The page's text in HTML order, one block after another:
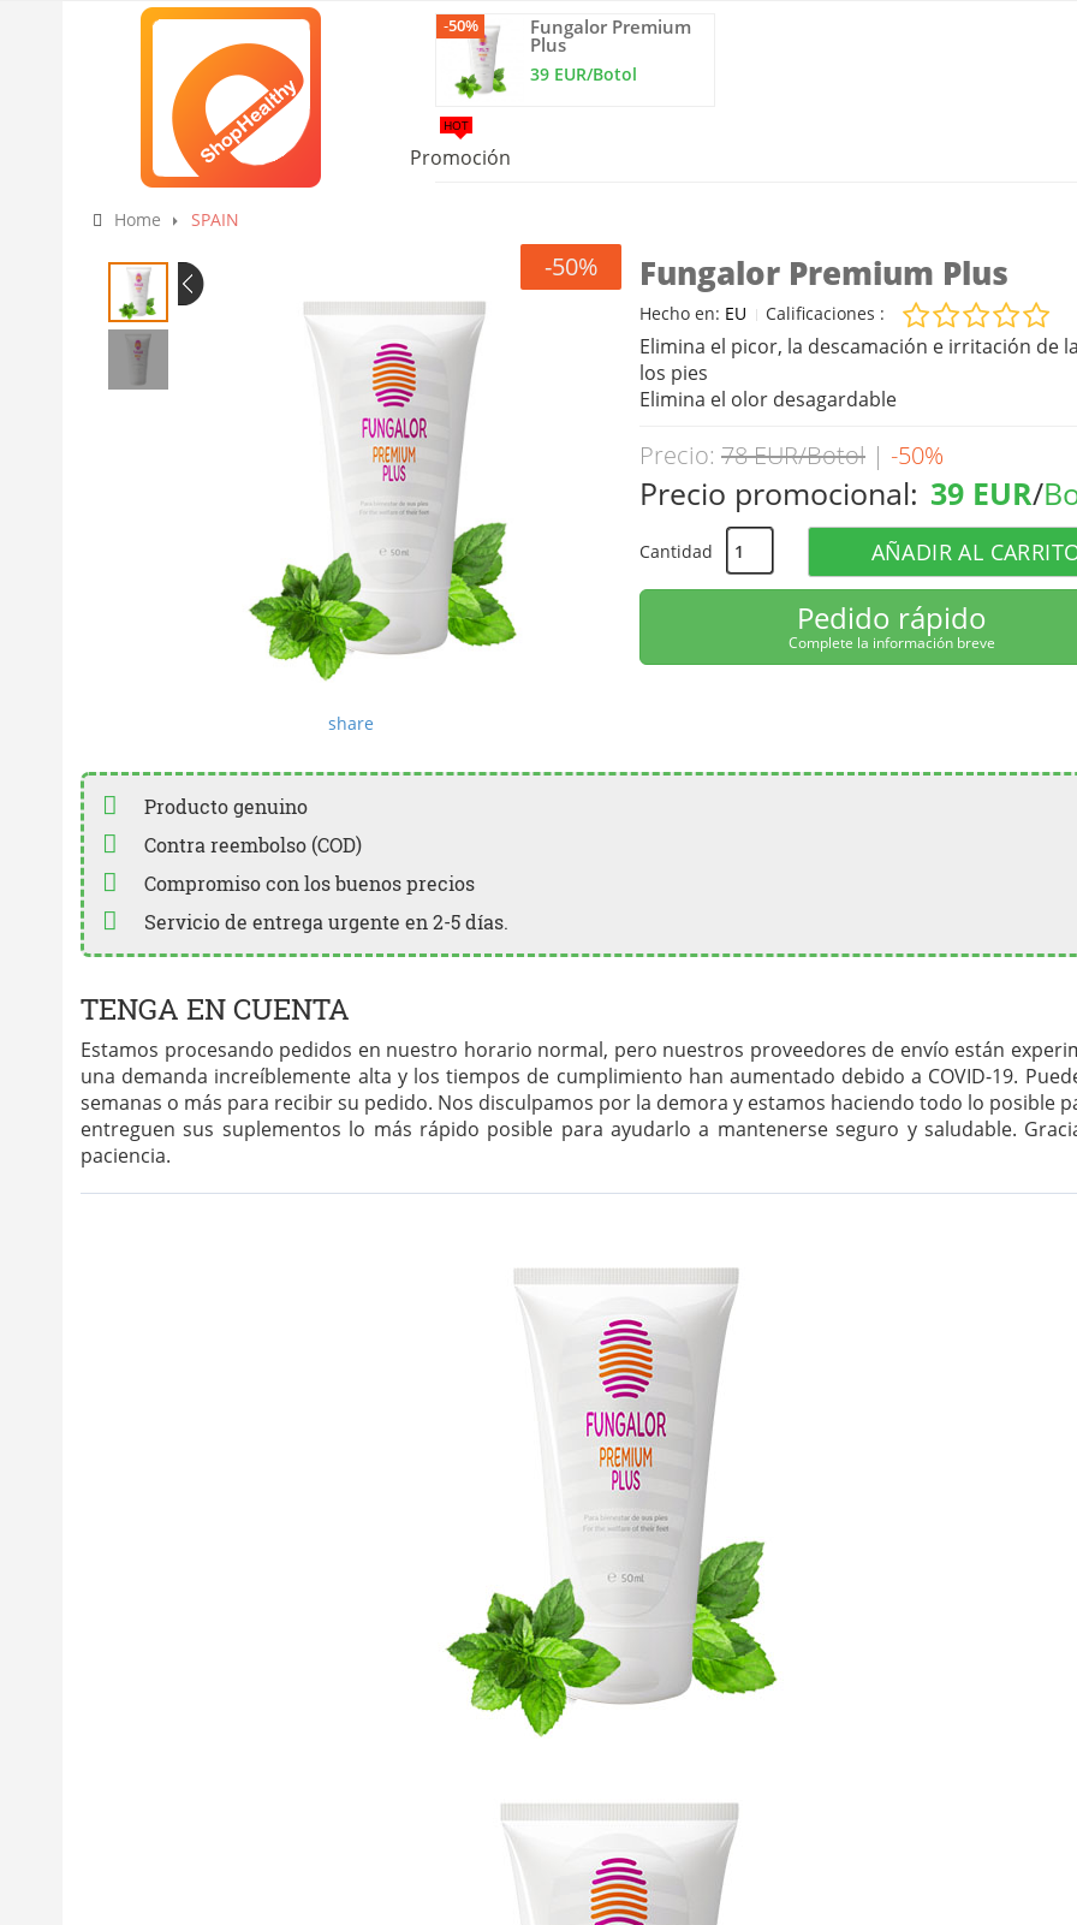
Fungalor Premium
Plus
39 EUR/Botol
-50%
Promoción
HOT
Home SPAIN
-50%
share
Fungalor Premium Plus
Hecho en: EU Calificaciones :
Elimina el picor, la descamación e irritación de
los pies
Elimina el olor desagardable
Precio: 78 EUR/Botol | -50%
Precio promocional: 39 EUR/
Cantidad AÑADIR AL
Pedido rápido
Complete la información breve
Producto genuino
Contra reembolso (COD)
Compromiso con los buenos precios
Servicio de entrega urgente en 2-5 días.
TENGA EN CUENTA
Estamos procesando pedidos en nuestro horario normal, pero nuestros proveedores de envío están
una demanda increíblemente alta y los tiempos de cumplimiento han aumentado debido a COVID-19.
semanas o más para recibir su pedido. Nos disculpamos por la demora y estamos haciendo todo lo posible
entreguen sus suplementos lo más rápido posible para ayudarlo a mantenerse seguro y saludable.
paciencia.